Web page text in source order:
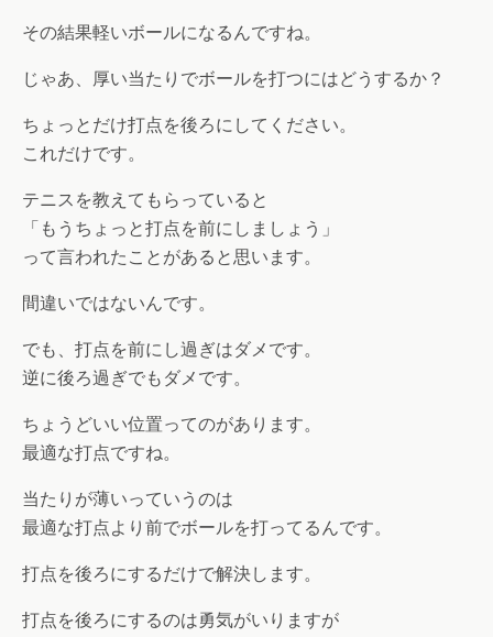
その結果軽いボールになるんですね。
じゃあ、厚い当たりでボールを打つにはどうするか？
ちょっとだけ打点を後ろにしてください。
これだけです。
テニスを教えてもらっていると
「もうちょっと打点を前にしましょう」
って言われたことがあると思います。
間違いではないんです。
でも、打点を前にし過ぎはダメです。
逆に後ろ過ぎでもダメです。
ちょうどいい位置ってのがあります。
最適な打点ですね。
当たりが薄いっていうのは
最適な打点より前でボールを打ってるんです。
打点を後ろにするだけで解決します。
打点を後ろにするのは勇気がいりますが